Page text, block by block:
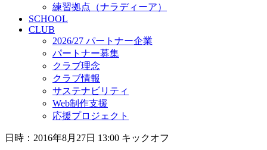
練習拠点（ナラディーア）
SCHOOL
CLUB
2026/27 パートナー企業
パートナー募集
クラブ理念
クラブ情報
サステナビリティ
Web制作支援
応援プロジェクト
日時：2016年8月27日 13:00 キックオフ